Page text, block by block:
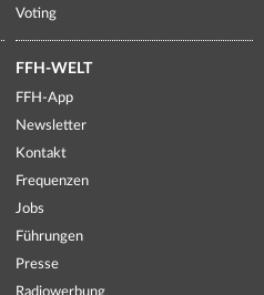
Voting
FFH-WELT
FFH-App
Newsletter
Kontakt
Frequenzen
Jobs
Führungen
Presse
Radiowerbung